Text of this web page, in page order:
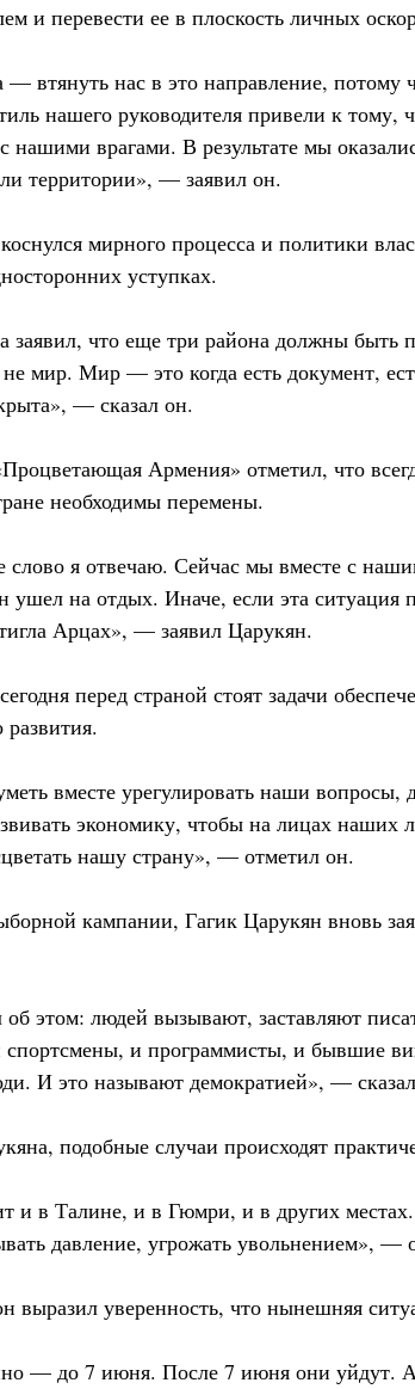
и перевести ее в плоскость личных
— втянуть нас в это направление, потому
нашего руководителя привели к
нашими врагами. В результате мы
территории», — заявил он.
мирного процесса и политики
уступках.
заявил, что еще три района должны быть
мир. Мир — это когда есть документ,
— сказал он.
Армения» отметил, что
необходимы перемены.
слово я отвечаю. Сейчас мы вместе с
ушел на отдых. Иначе, если эта
Арцах», — заявил Царукян.
перед страной стоят задачи
развития.
вместе урегулировать наши вопросы,
экономику, чтобы на лицах
нашу страну», — отметил он.
кампании, Гагик Царукян вновь
этом: людей вызывают, заставляют
и программисты, и бывшие
И это называют демократией», —
подобные случаи происходят
и в Талине, и в Гюмри, и в других
давление, угрожать увольнением», —
выразил уверенность, что нынешняя
— до 7 июня. После 7 июня они уйдут. А